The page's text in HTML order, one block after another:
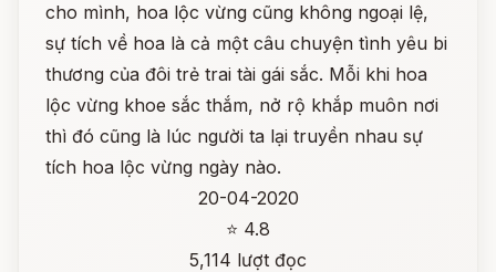
cho mình, hoa lộc vừng cũng không ngoại lệ,
sự tích về hoa là cả một câu chuyện tình yêu bi
thương của đôi trẻ trai tài gái sắc. Mỗi khi hoa
lộc vừng khoe sắc thắm, nở rộ khắp muôn nơi
thì đó cũng là lúc người ta lại truyền nhau sự
tích hoa lộc vừng ngày nào.
20-04-2020
⭐ 4.8
5,114 lượt đọc